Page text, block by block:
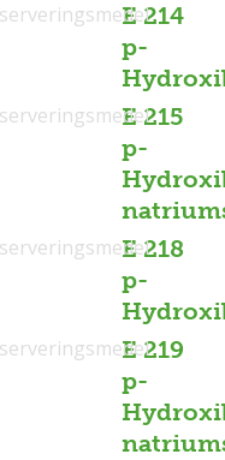
E 214
p-
E 215
p-
E 218
p-
E 219
p-